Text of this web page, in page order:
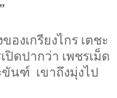
องเกรียงไกร เตชะ
ปิดปากว่า เพชรเม็ด
นฑ์ เขาถึงมุ่งไป